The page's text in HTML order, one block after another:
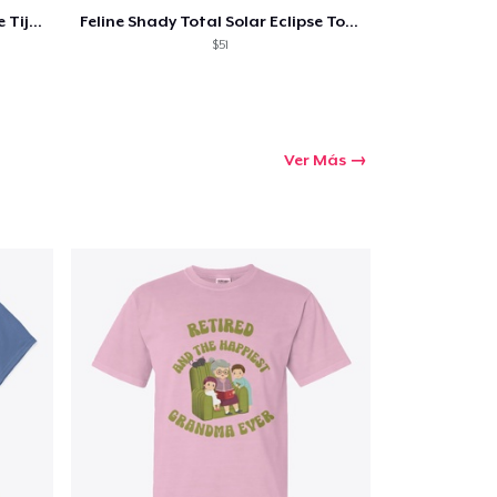
Feline Shady Total Solar Eclipse Tijuana Feline Shady Total Solar Eclipse Toledo
$51
Ver Más